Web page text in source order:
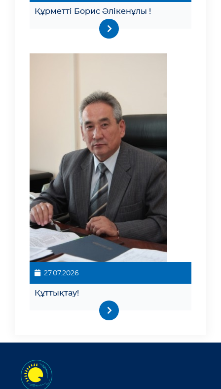
Құрметті Борис Әлікенұлы !
27.07.2026
Құттықтау!